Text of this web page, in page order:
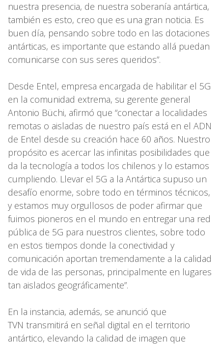
nuestra presencia, de nuestra soberanía antártica,
también es esto, creo que es una gran noticia. Es
buen día, pensando sobre todo en las dotaciones
antárticas, es importante que estando allá puedan
comunicarse con sus seres queridos”.
Desde Entel, empresa encargada de habilitar el 5G
en la comunidad extrema, su gerente general
Antonio Büchi, afirmó que “conectar a localidades
remotas o aisladas de nuestro país está en el ADN
de Entel desde su creación hace 60 años. Nuestro
propósito es acercar las infinitas posibilidades que
da la tecnología a todos los chilenos y lo estamos
cumpliendo. Llevar el 5G a la Antártica supuso un
desafío enorme, sobre todo en términos técnicos,
y estamos muy orgullosos de poder afirmar que
fuimos pioneros en el mundo en entregar una red
pública de 5G para nuestros clientes, sobre todo
en estos tiempos donde la conectividad y
comunicación aportan tremendamente a la calidad
de vida de las personas, principalmente en lugares
tan aislados geográficamente”.
En la instancia, además, se anunció que
TVN transmitirá en señal digital en el territorio
antártico, elevando la calidad de imagen que